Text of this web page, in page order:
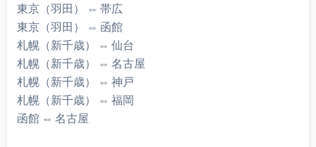
東京（羽田） ⇔ 帯広
東京（羽田） ⇔ 函館
札幌（新千歳） ⇔ 仙台
札幌（新千歳） ⇔ 名古屋
札幌（新千歳） ⇔ 神戸
札幌（新千歳） ⇔ 福岡
函館 ⇔ 名古屋